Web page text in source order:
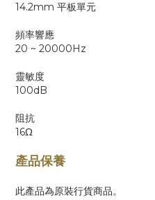
14.2mm 平板單元
頻率響應
20 ~ 20000Hz
靈敏度
100dB
阻抗
16Ω
產品保養
此產品為原裝行貨商品。